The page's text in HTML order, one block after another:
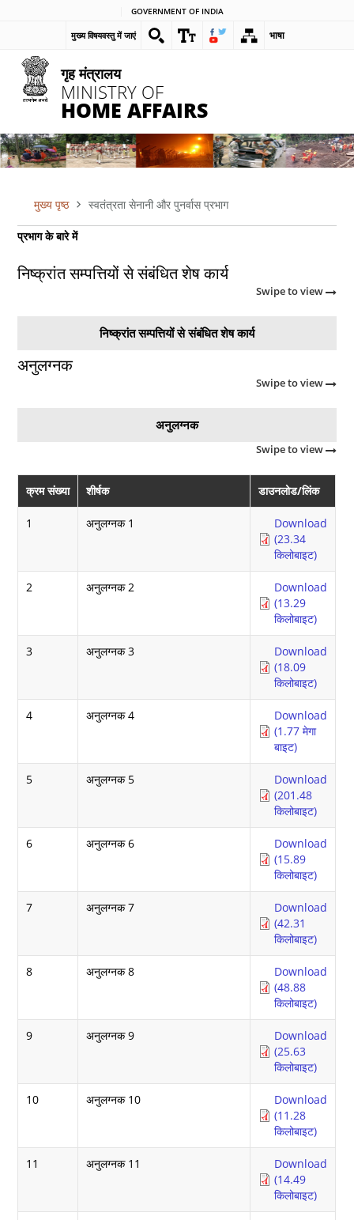
content
GOVERNMENT OF INDIA
मुख्य विषयवस्तु में जाएं भाषा
गृह मंत्रालय
MINISTRY OF
HOME AFFAIRS
पग
चिन्ह
मुख्य पृष्ठ स्वतंत्रता सेनानी और पुनर्वास प्रभाग
प्रभाग के बारे में
निष्क्रांत सम्पत्तियों से संबंधित शेष कार्य
Swipe to view
निष्क्रांत सम्पत्तियों से संबंधित शेष कार्य
अनुलग्नक
Swipe to view
अनुलग्नक
Swipe to view
क्रम संख्या शीर्षक डाउनलोड/लिंक
1 अनुलग्नक 1
Download
(23.34
किलोबाइट)
2 अनुलग्नक 2
Download
(13.29
किलोबाइट)
3 अनुलग्नक 3
Download
(18.09
किलोबाइट)
4 अनुलग्नक 4
Download
(1.77 मेगा
बाइट)
5 अनुलग्नक 5
Download
(201.48
किलोबाइट)
6 अनुलग्नक 6
Download
(15.89
किलोबाइट)
7 अनुलग्नक 7
Download
(42.31
किलोबाइट)
8 अनुलग्नक 8
Download
(48.88
किलोबाइट)
9 अनुलग्नक 9
Download
(25.63
किलोबाइट)
10 अनुलग्नक 10
Download
(11.28
किलोबाइट)
11 अनुलग्नक 11
Download
(14.49
किलोबाइट)